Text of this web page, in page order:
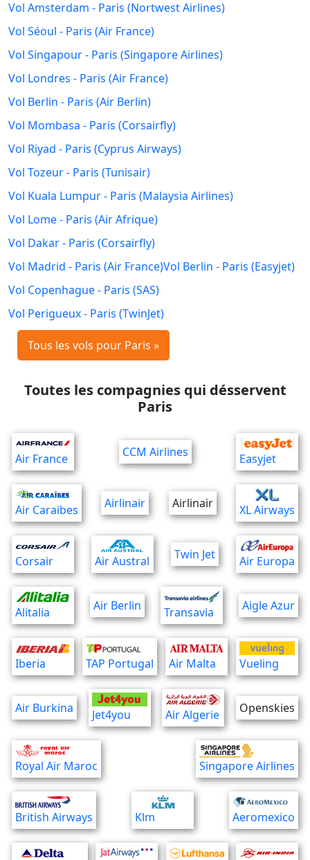
Vol Amsterdam - Paris (Nortwest Airlines)
Vol Séoul - Paris (Air France)
Vol Singapour - Paris (Singapore Airlines)
Vol Londres - Paris (Air France)
Vol Berlin - Paris (Air Berlin)
Vol Mombasa - Paris (Corsairfly)
Vol Riyad - Paris (Cyprus Airways)
Vol Tozeur - Paris (Tunisair)
Vol Kuala Lumpur - Paris (Malaysia Airlines)
Vol Lome - Paris (Air Afrique)
Vol Dakar - Paris (Corsairfly)
Vol Madrid - Paris (Air France)Vol Berlin - Paris (Easyjet)
Vol Copenhague - Paris (SAS)
Vol Perigueux - Paris (TwinJet)
Tous les vols pour Paris »
Toutes les compagnies qui désservent
Paris
Air France CCM Airlines Easyjet
Air Caraibes Airlinair Airlinair XL Airways
Corsair Air Austral Twin Jet Air Europa
Alitalia Air Berlin Transavia Aigle Azur
Iberia TAP Portugal Air Malta Vueling
Air Burkina Jet4you Air Algerie Openskies
Royal Air Maroc Singapore Airlines
British Airways Klm Aeromexico